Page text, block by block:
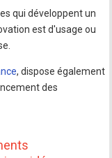
qui développent un
est d'usage ou
, dispose également
des